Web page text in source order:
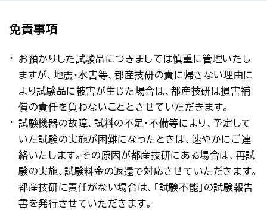
免責事項
お預かりした試験品につきましては慎重に管理いたし
ますが、地震・水害等、都産技研の責に帰さない理由に
より試験品に被害が生じた場合は、都産技研は損害補
償の責任を負わないこととさせていただきます。
試験機器の故障、試料の不足・不備等により、予定して
いた試験の実施が困難になったときは、速やかにご連
絡いたします。その原因が都産技研にある場合は、再試
験の実施、試験料金の返還で対応させていただきます。
都産技研に責任がない場合は、「試験不能」の試験報告
書を発行させていただきます。